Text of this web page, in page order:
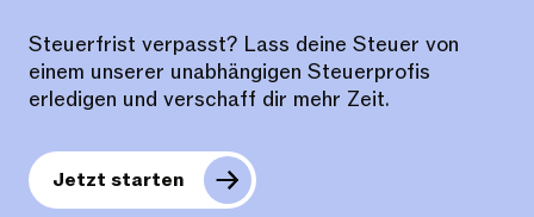
Steuerfrist verpasst? Lass deine Steuer von
einem unserer unabhängigen Steuerprofis
erledigen und verschaff dir mehr Zeit.
Jetzt starten